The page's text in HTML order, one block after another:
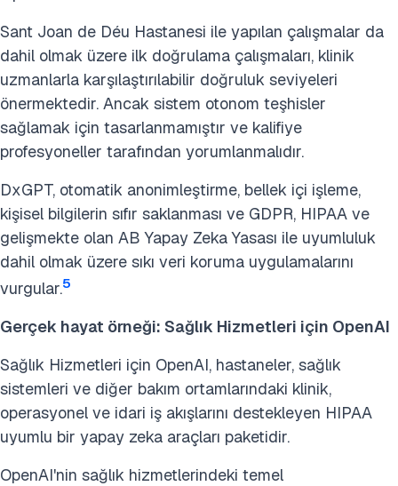
Sant Joan de Déu Hastanesi ile yapılan çalışmalar da
dahil olmak üzere ilk doğrulama çalışmaları, klinik
uzmanlarla karşılaştırılabilir doğruluk seviyeleri
önermektedir. Ancak sistem otonom teşhisler
sağlamak için tasarlanmamıştır ve kalifiye
profesyoneller tarafından yorumlanmalıdır.
DxGPT, otomatik anonimleştirme, bellek içi işleme,
kişisel bilgilerin sıfır saklanması ve GDPR, HIPAA ve
gelişmekte olan AB Yapay Zeka Yasası ile uyumluluk
dahil olmak üzere sıkı veri koruma uygulamalarını
vurgular.5
Gerçek hayat örneği: Sağlık Hizmetleri için OpenAI
Sağlık Hizmetleri için OpenAI, hastaneler, sağlık
sistemleri ve diğer bakım ortamlarındaki klinik,
operasyonel ve idari iş akışlarını destekleyen HIPAA
uyumlu bir yapay zeka araçları paketidir.
OpenAI'nin sağlık hizmetlerindeki temel